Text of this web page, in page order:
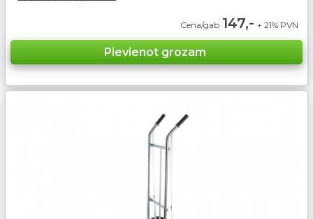
Cena/gab 147,- + 21% PVN